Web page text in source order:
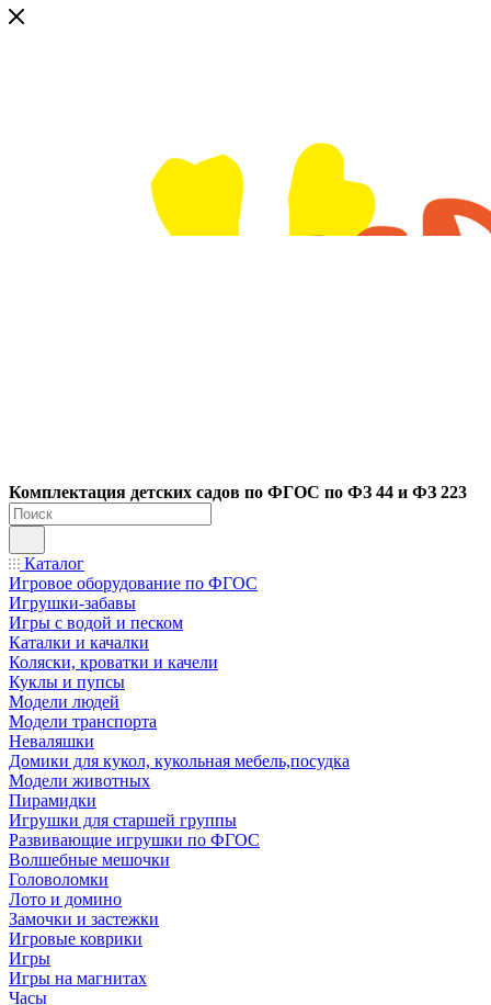
Комплектация детских садов по ФГОC по ФЗ 44 и ФЗ 223
Каталог
Игровое оборудование по ФГОС
Игрушки-забавы
Игры с водой и песком
Каталки и качалки
Коляски, кроватки и качели
Куклы и пупсы
Модели людей
Модели транспорта
Неваляшки
Домики для кукол, кукольная мебель,посудка
Модели животных
Пирамидки
Игрушки для старшей группы
Развивающие игрушки по ФГОС
Волшебные мешочки
Головоломки
Лото и домино
Замочки и застежки
Игровые коврики
Игры
Игры на магнитах
Часы